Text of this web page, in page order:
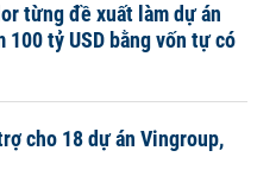
từng đề xuất làm dự án
tỷ USD bằng vốn tự có
cho 18 dự án Vingroup,